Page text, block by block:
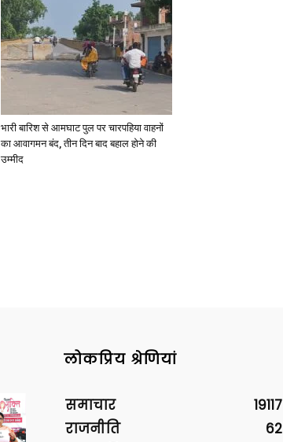
भारी बारिश से आमघाट पुल पर चारपहिया वाहनों
का आवागमन बंद, तीन दिन बाद बहाल होने की
उम्मीद
लोकप्रिय श्रेणियां
समाचार
19117
राजनीति
62